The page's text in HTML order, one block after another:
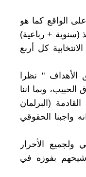
على الواقع كما هو
(سنوية + رباعية)
كل أربع
الأهداف " نظرا
وبما اننا
(البرلمان
واجبنا الحقوقي
ولجميع الأحرار
بفوزه في